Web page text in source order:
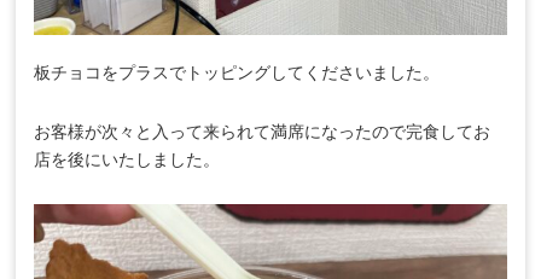
板チョコをプラスでトッピングしてくださいました。
お客様が次々と入って来られて満席になったので完食してお
店を後にいたしました。